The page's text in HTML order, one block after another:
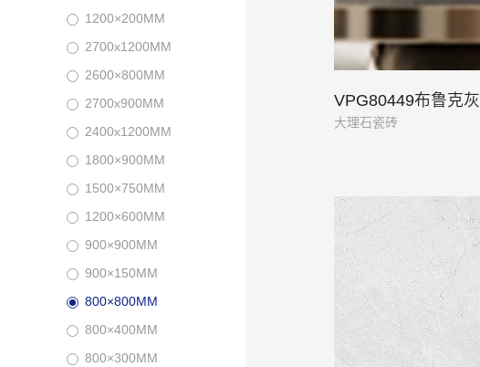
VPG80449布鲁克灰
大理石瓷砖
1200×200MM
2700x1200MM
2600×800MM
2700x900MM
2400x1200MM
1800×900MM
1500×750MM
1200×600MM
900×900MM
900×150MM
800×800MM
800×400MM
800×300MM